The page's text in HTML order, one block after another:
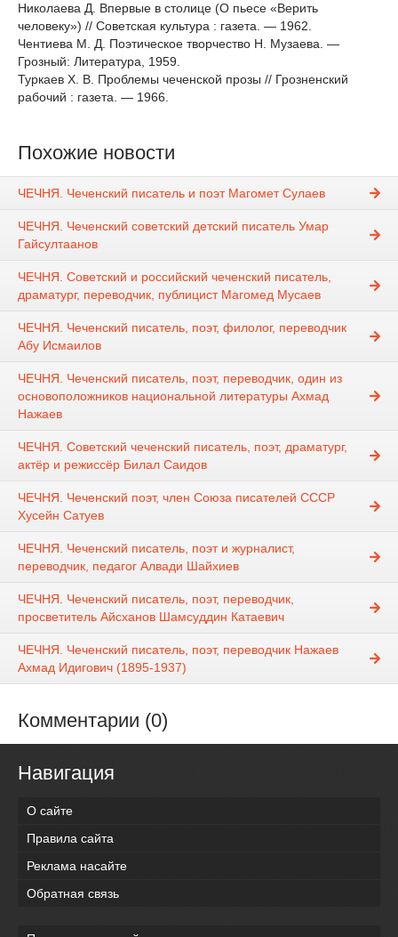
Николаева Д. Впервые в столице (О пьесе «Верить
человеку») // Советская культура : газета. — 1962.
Чентиева М. Д. Поэтическое творчество Н. Музаева. —
Грозный: Литература, 1959.
Туркаев X. В. Проблемы чеченской прозы // Грозненский
рабочий : газета. — 1966.
Похожие новости
ЧЕЧНЯ. Чеченский писатель и поэт Магомет Сулаев
ЧЕЧНЯ. Чеченский советский детский писатель Умар
Гайсултаанов
ЧЕЧНЯ. Советский и российский чеченский писатель,
драматург, переводчик, публицист Магомед Мусаев
ЧЕЧНЯ. Чеченский писатель, поэт, филолог, переводчик
Абу Исмаилов
ЧЕЧНЯ. Чеченский писатель, поэт, переводчик, один из
основоположников национальной литературы Ахмад
Нажаев
ЧЕЧНЯ. Советский чеченский писатель, поэт, драматург,
актёр и режиссёр Билал Саидов
ЧЕЧНЯ. Чеченский поэт, член Союза писателей СССР
Хусейн Сатуев
ЧЕЧНЯ. Чеченский писатель, поэт и журналист,
переводчик, педагог Алвади Шайхиев
ЧЕЧНЯ. Чеченский писатель, поэт, переводчик,
просветитель Айсханов Шамсуддин Катаевич
ЧЕЧНЯ. Чеченский писатель, поэт, переводчик Нажаев
Ахмад Идигович (1895-1937)
Комментарии (0)
Навигация
О сайте
Правила сайта
Реклама насайте
Обратная связь